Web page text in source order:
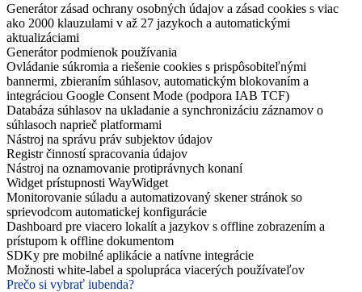
Generátor zásad ochrany osobných údajov a zásad cookies s viac
ako 2000 klauzulami v až 27 jazykoch a automatickými
aktualizáciami
Generátor podmienok používania
Ovládanie súkromia a riešenie cookies s prispôsobiteľnými
bannermi, zbieraním súhlasov, automatickým blokovaním a
integráciou Google Consent Mode (podpora IAB TCF)
Databáza súhlasov na ukladanie a synchronizáciu záznamov o
súhlasoch naprieč platformami
Nástroj na správu práv subjektov údajov
Registr činností spracovania údajov
Nástroj na oznamovanie protiprávnych konaní
Widget prístupnosti WayWidget
Monitorovanie súladu a automatizovaný skener stránok so
sprievodcom automatickej konfigurácie
Dashboard pre viacero lokalít a jazykov s offline zobrazením a
prístupom k offline dokumentom
SDKy pre mobilné aplikácie a natívne integrácie
Možnosti white-label a spolupráca viacerých používateľov
Prečo si vybrať iubenda?